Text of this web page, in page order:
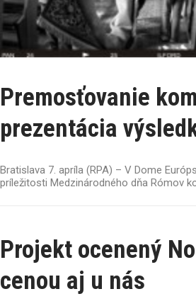
Premosťovanie
prezentácia
Bratislava 7. apríla (RPA) – V Dome
príležitosti Medzinárodného dňa Rómov
Projekt ocenený
cenou aj u nás